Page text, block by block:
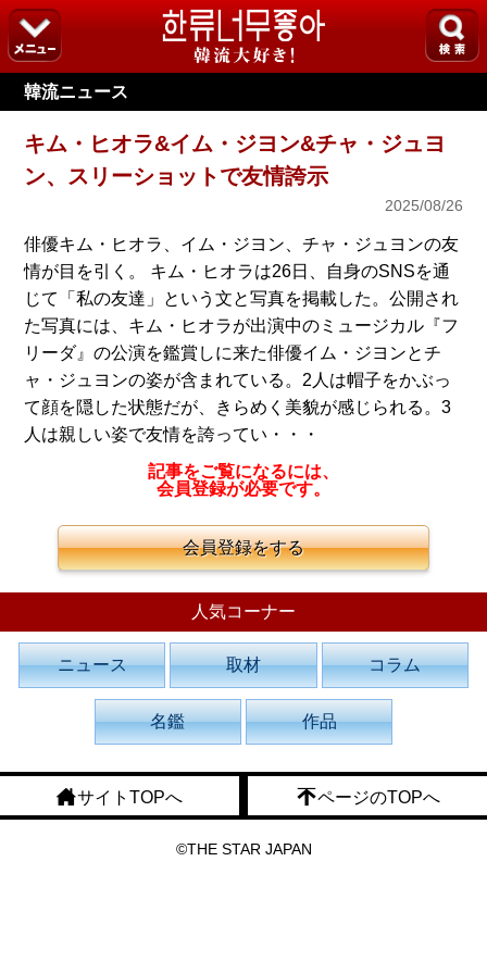
韓流ニュース
キム・ヒオラ&イム・ジヨン&チャ・ジュヨ
ン、スリーショットで友情誇示
2025/08/26
俳優キム・ヒオラ、イム・ジヨン、チャ・ジュヨンの友
情が目を引く。 キム・ヒオラは26日、自身のSNSを通
じて「私の友達」という文と写真を掲載した。公開され
た写真には、キム・ヒオラが出演中のミュージカル『フ
リーダ』の公演を鑑賞しに来た俳優イム・ジヨンとチ
ャ・ジュヨンの姿が含まれている。2人は帽子をかぶっ
て顔を隠した状態だが、きらめく美貌が感じられる。3
人は親しい姿で友情を誇ってい・・・
記事をご覧になるには、
会員登録が必要です。
会員登録をする
人気コーナー
ニュース 取材 コラム
名鑑 作品
サイトTOPへ ページのTOPへ
©THE STAR JAPAN